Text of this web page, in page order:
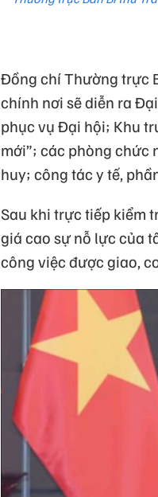
Đồng chí Thường trực
chính nơi sẽ diễn ra
phục vụ Đại hội; Khu
mới”; các phòng chức
huy; công tác y tế,
Sau khi trực tiếp kiểm
giá cao sự nỗ lực của
công việc được giao,